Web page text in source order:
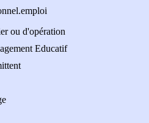
ou d'opération
Educatif